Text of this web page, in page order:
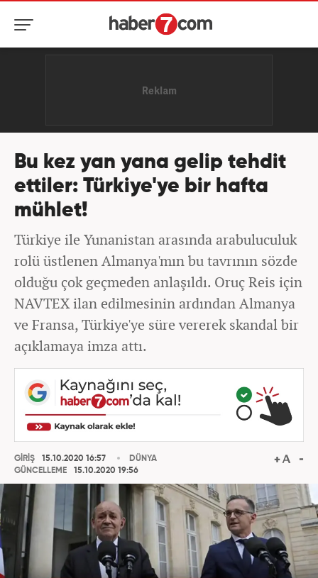
Bu kez yan yana gelip tehdit
ettiler: Türkiye'ye bir hafta
mühlet!
Türkiye ile Yunanistan arasında arabuluculuk
rolü üstlenen Almanya'mın bu tavrının sözde
olduğu çok geçmeden anlaşıldı. Oruç Reis için
NAVTEX ilan edilmesinin ardından Almanya
ve Fransa, Türkiye'ye süre vererek skandal bir
açıklamaya imza attı.
GİRİŞ
15.10.2020 16:57
GÜNCELLEME
15.10.2020 19:56
DÜNYA